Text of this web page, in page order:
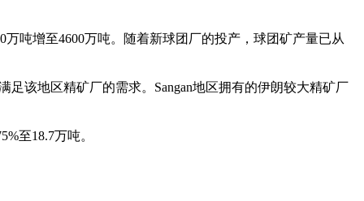
吨增至4600万吨。随着新球团厂的投产，球团矿产量已从
足该地区精矿厂的需求。Sangan地区拥有的伊朗较大精矿厂
至18.7万吨。